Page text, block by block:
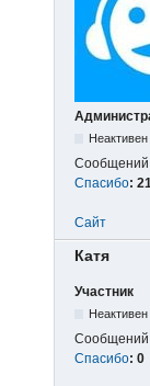
Неактивен
Спасибо:
Сайт
Катя
Участник
Неактивен
Спасибо: 0